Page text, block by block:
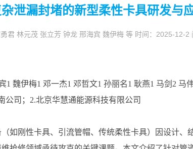
泄漏封堵的新型柔性卡具研发与
君 林元茂 张立芳 钟龙 邢海宾 魏伊梅 等 时间：2025-12-2
1 魏伊梅1 邓一杰1 邓哲文1 孙丽名1 耿燕1 马剑2 马
公司；2.北京华慧通能源科技有限公司
如刚性卡具、引流管帽、传统柔性卡具）因设计、